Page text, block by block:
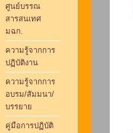
ศูนย์บรรณ
สารสนเทศ
มฉก.
ความรู้จากการ
ปฏิบัติงาน
ความรู้จากการ
อบรม/สัมมนา/
บรรยาย
คู่มือการปฏิบัติ